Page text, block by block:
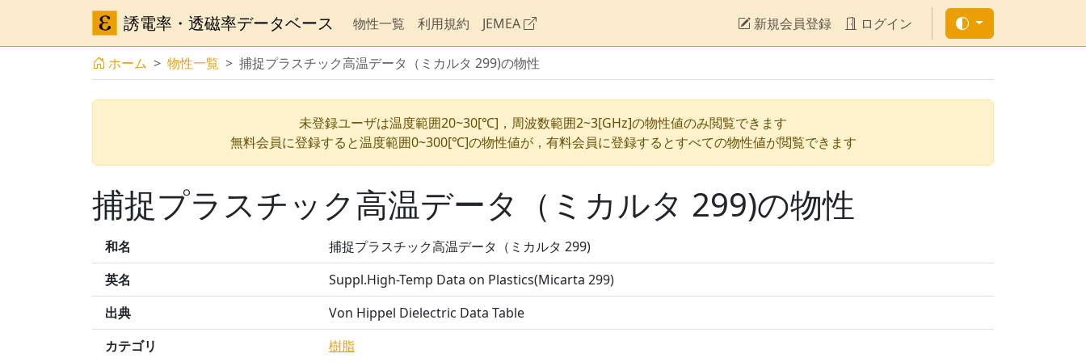
誘電率・透磁率データベース 物性一覧 利用規約 JEMEA 新規会員登録 ログイン
ホーム 物性一覧 捕捉プラスチック高温データ（ミカルタ 299)の物性
未登録ユーザは温度範囲20~30[℃]，周波数範囲2~3[GHz]の物性値のみ閲覧できます
無料会員に登録すると温度範囲0~300[℃]の物性値が，有料会員に登録するとすべての物性値が閲覧できます
捕捉プラスチック高温データ（ミカルタ 299)の物性
和名
捕捉プラスチック高温データ（ミカルタ 299)
英名
Suppl.High-Temp Data on Plastics(Micarta 299)
出典
Von Hippel Dielectric Data Table
カテゴリ
樹脂